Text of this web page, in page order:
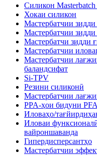
Силикон
Хокаи силикон
Мастербатчии
Мастербатчии
Мастербатчи зидди
Мастербатчии
Мастербатчии
баландсифат
Si-TPV
Резини силиконӣ
Мастербатчии
PPA-ҳои бидуни
Иловаҳо/
Иловаи
вайроншаванда
Гипердисперсантҳо
Мастербатчии